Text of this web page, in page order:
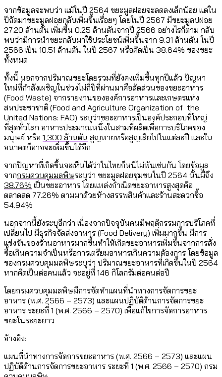
จากข้อมูลจะพบว่า แม้ในปี 2564 ขยะมูลฝอยจะลดลงเล็กน้อย แต่ใน
ปีถัดมาขยะมูลฝอยกลับเพิ่มขึ้นเรื่อยๆ โดยในปี 2567 มีขยะมูลปฝอย
27.20 ล้านตัน เพิ่มขึ้น 0.25 ล้านตันจากปี 2566 อย่างไรก็ตาม กลับ
พบว่ามีการนำขยะกลับมาใช้ประโยชน์เพิ่มขึ้นจาก 9.31 ล้านตัน ในปี
2566 เป็น 10.51 ล้านตัน ในปี 2567 หรือคิดเป็น 38.64% ของขยะ
ทั้งหมด
ทั้งนี้ นอกจากปริมาณขยะโดยรวมที่ยังคงเพิ่มขึ้นทุกปีแล้ว ปัญหา
ใหม่ที่กำลังเผชิญในช่วงไม่กี่ปีที่ผ่านมาคือสัดส่วนของขยะอาหาร
(Food Waste) จากรายงานขององค์การอาหารและเกษตรแห่ง
สหประชาชาติ (Food and Agriculture Organization of the
United Nations: FAO) ระบุว่าขยะอาหารเป็นองค์ประกอบที่ใหญ่
ที่สุดทั่วโลก อาหารประมาณหนึ่งในสามที่ผลิตเพื่อการบริโภคของ
มนุษย์ หรือ 1,300 ล้านตัน สูญหายหรือสูญเสียไปในแต่ละปี และใน
อนาคตก็อาจจะเพิ่มขึ้นได้อีก
จากปัญหาที่เกิดขึ้นจะเห็นได้ว่าในไทยก็หนีไม่พ้นเช่นกัน โดยข้อมูล
จากกรมควบคุมมลพิษระบุว่า ขยะมูลฝอยชุมชนในปี 2564 นั้นมีถึง
38.76% เป็นขยะอาหาร โดยแหล่งกำเนิดขยะอาหารสูงสุดคือ
ตลาดสด 77.26% ตามมาด้วยห้างสรรพสินค้าและร้านสะดวกซื้อ
54.94%
นอกจากนี้ยังระบุอีกว่า เนื่องจากปัจจุบันคนมีพฤติกรรมการบริโภคที่
เปลี่ยนไป มีธุรกิจจัดส่งอาหาร (Food Delivery) เพิ่มมากขึ้น มีการ
แข่งขันของร้านอาหารมากขึ้นทำให้เกิดขยะอาหารเพิ่มขึ้นจากการสั่ง
ซื้อเกินความจำเป็นหรือการเตรียมอาหารเกินความต้องการ โดยข้อมูล
ของกรมควบคุมมลพิษระบุว่า ปริมาณขยะอาหารที่เกิดขึ้นในปี 2564
หากคิดเป็นต่อคนแล้ว จะอยู่ที่ 146 กิโลกรัมต่อคนต่อปี
โดยกรมควบคุมมลพิษมีการจัดทำแผนที่นำทางการจัดการขยะ
อาหาร (พ.ศ. 2566 – 2573) และแผนปฏิบัติด้านการจัดการขยะ
อาหาร ระยะที่ 1 (พ.ศ. 2566 – 2570) เพื่อแก้ไขการจัดการอาหาร
ขยะในระยะยาว
อ้างอิง:
แผนที่นําทางการจัดการขยะอาหาร (พ.ศ. 2566 – 2573) และแผน
ปฏิบัติด้านการจัดการขยะอาหาร ระยะที่ 1 (พ.ศ. 2566 – 2570) กรม